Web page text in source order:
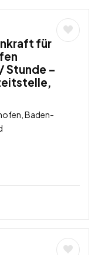
für
Stunde –
Baden-